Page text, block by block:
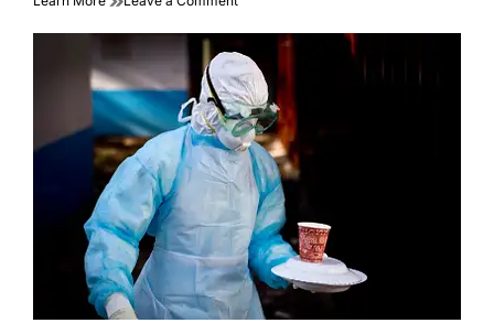
di
Kanada
Meninggal
Tertular
Rabies
dari
Kelelawar
yang
Masuk
ke
Kamar
Tidurnya